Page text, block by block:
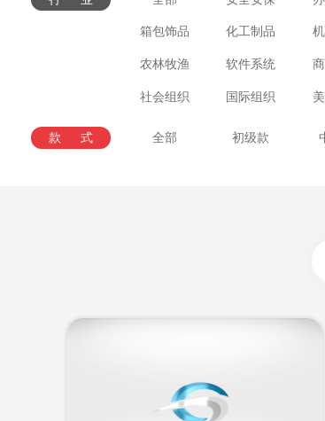
箱包饰品 化工制品
农林牧渔 软件系统
社会组织 国际组织
款式 全部 初级款